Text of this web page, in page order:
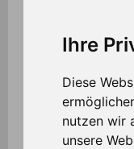
Ihre
Diese
nutzen wir
unsere
>> Webdesign
Webdesign